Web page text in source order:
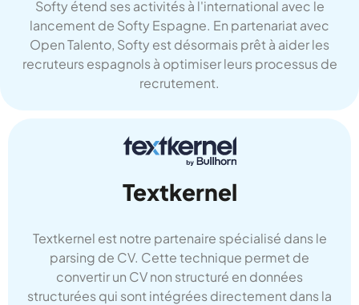
Softy étend ses activités à l'international avec le
lancement de Softy Espagne. En partenariat avec
Open Talento, Softy est désormais prêt à aider les
recruteurs espagnols à optimiser leurs processus de
recrutement.
Textkernel
Textkernel est notre partenaire spécialisé dans le
parsing de CV. Cette technique permet de
convertir un CV non structuré en données
structurées qui sont intégrées directement dans la